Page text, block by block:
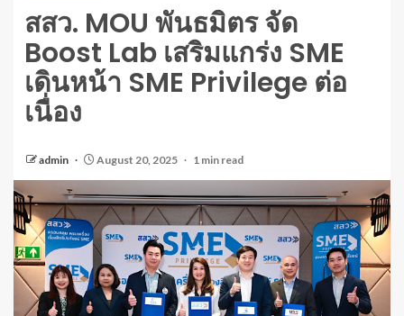
สสว. MOU พันธมิตร จัด
Boost Lab เสริมแกร่ง SME
เดินหน้า SME Privilege ต่อ
เนื่อง
admin August 20, 2025 1 min read